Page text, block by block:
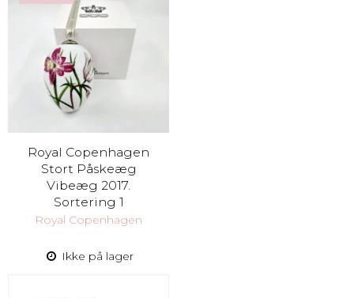
Royal Copenhagen
Stort Påskeæg
Vibeæg 2017.
Sortering 1
Royal Copenhagen
Ikke på lager